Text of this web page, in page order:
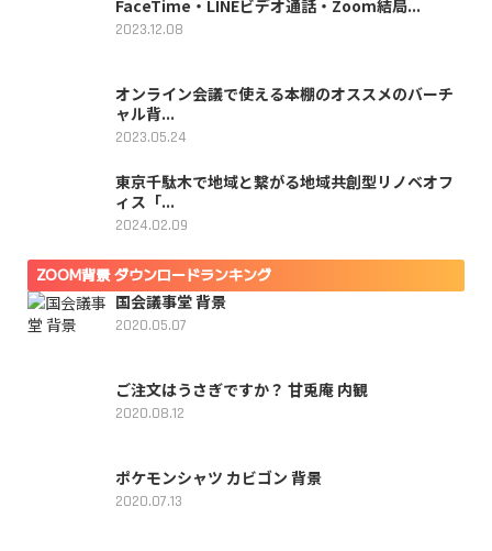
FaceTime・LINEビデオ通話・Zoom結局...
2023.12.08
オンライン会議で使える本棚のオススメのバーチ
ャル背...
2023.05.24
東京千駄木で地域と繋がる地域共創型リノベオフ
ィス「...
2024.02.09
ZOOM背景 ダウンロードランキング
国会議事堂 背景
2020.05.07
ご注文はうさぎですか？ 甘兎庵 内観
2020.08.12
ポケモンシャツ カビゴン 背景
2020.07.13